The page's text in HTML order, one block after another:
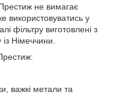
не вимагає
використовуватись у
фільтру виготовлені з
із Німеччини.
важкі метали та